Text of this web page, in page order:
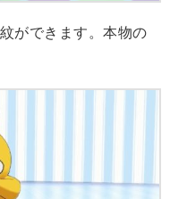
ができます。本物の